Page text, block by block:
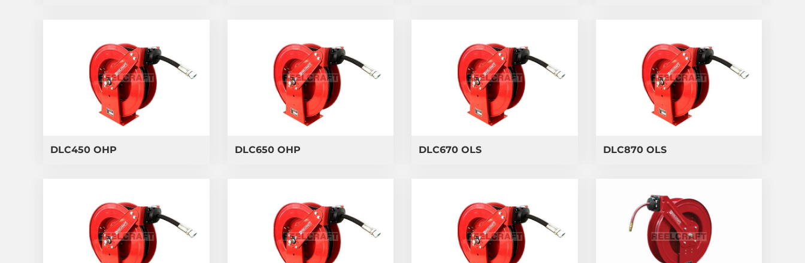
DLC450 OHP DLC650 OHP DLC670 OLS DLC870 OLS